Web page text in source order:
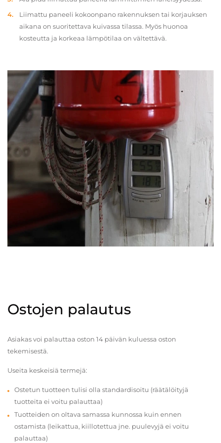
Liimattu paneeli kokoonpano rakennuksen tai korjauksen
aikana on suoritettava kuivassa tilassa. Myös huonoa
kosteutta ja korkeaa lämpötilaa on vältettävä.
Ostojen palautus
Asiakas voi palauttaa oston 14 päivän kuluessa oston
tekemisestä.
Useita keskeisiä termejä:
Ostetun tuotteen tulisi olla standardisoitu (räätälöityjä
tuotteita ei voitu palauttaa)
Tuotteiden on oltava samassa kunnossa kuin ennen
ostamista (leikattua, kiillotettua jne. puulevyjä ei voitu
palauttaa)